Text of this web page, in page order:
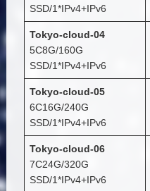
SSD/1*IPv4+IPv6
Tokyo-cloud-04
5C8G/160G
SSD/1*IPv4+IPv6
Tokyo-cloud-05
6C16G/240G
SSD/1*IPv4+IPv6
Tokyo-cloud-06
7C24G/320G
SSD/1*IPv4+IPv6